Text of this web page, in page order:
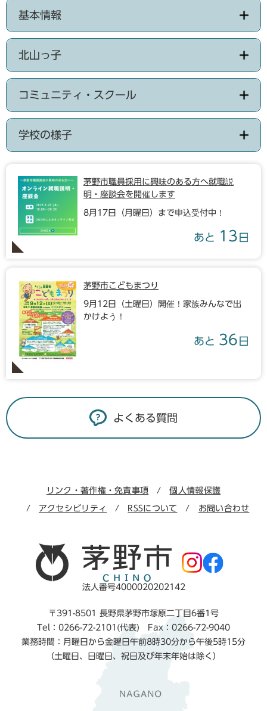
基本情報
北山っ子
コミュニティ・スクール
学校の様子
茅野市職員採用に興味のある方へ就職説
明・座談会を開催します
8月17日（月曜日）まで申込受付中！
あと 13 日
茅野市こどもまつり
9月12日（土曜日）開催！家族みんなで出
かけよう！
あと 36 日
よくある質問
リンク・著作権・免責事項 個人情報保護
アクセシビリティ RSSについて お問い合わせ
法人番号4000020202142
〒391-8501 長野県茅野市塚原二丁目6番1号
Tel：0266-72-2101(代表) Fax：0266-72-9040
業務時間：月曜日から金曜日午前8時30分から午後5時15分
（土曜日、日曜日、祝日及び年末年始は除く）